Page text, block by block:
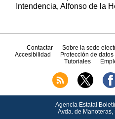
Intendencia, Alfonso de la
Contactar Sobre la sede
Accesibilidad
Protección de datos
Tutoriales
Agencia Estatal
Avda. de Manoteras,